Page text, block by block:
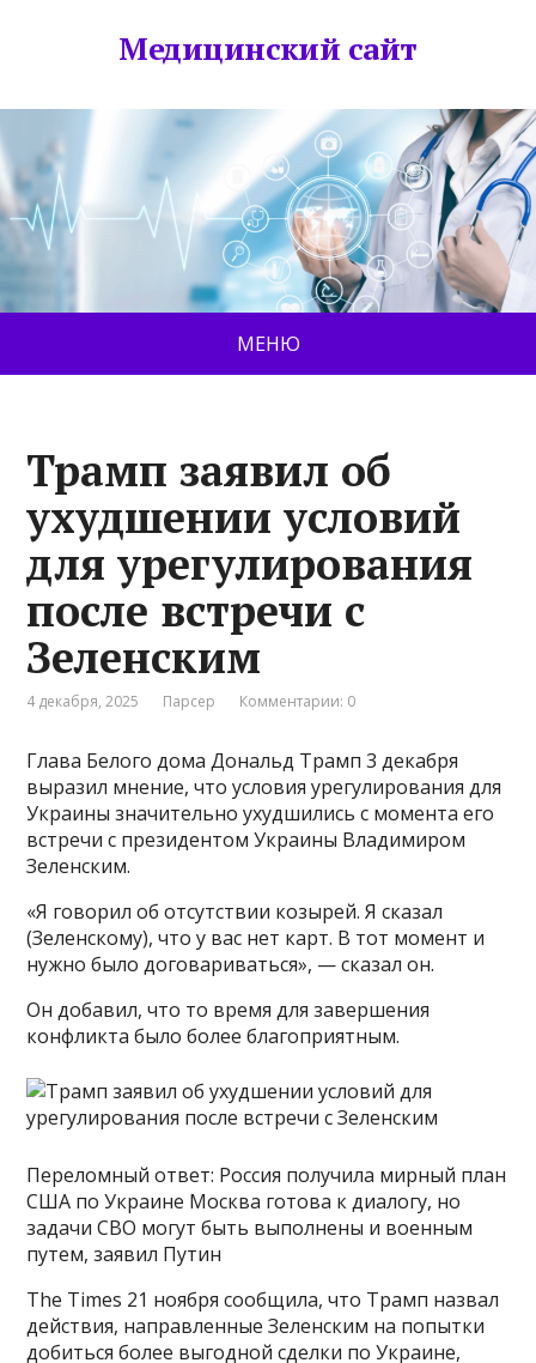
Медицинский сайт
МЕНЮ
Трамп заявил об
ухудшении условий
для урегулирования
после встречи с
Зеленским
4 декабря, 2025 Парсер Комментарии: 0
Глава Белого дома Дональд Трамп 3 декабря
выразил мнение, что условия урегулирования для
Украины значительно ухудшились с момента его
встречи с президентом Украины Владимиром
Зеленским.
«Я говорил об отсутствии козырей. Я сказал
(Зеленскому), что у вас нет карт. В тот момент и
нужно было договариваться», — сказал он.
Он добавил, что то время для завершения
конфликта было более благоприятным.
Переломный ответ: Россия получила мирный план
США по Украине Москва готова к диалогу, но
задачи СВО могут быть выполнены и военным
путем, заявил Путин
The Times 21 ноября сообщила, что Трамп назвал
действия, направленные Зеленским на попытки
добиться более выгодной сделки по Украине,